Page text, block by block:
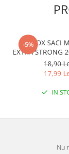
-5%
CLINOX SACI
EXTRA STRONG
LDPE NEGRI
ETICHETA
18,90
17,99
IN
Nu